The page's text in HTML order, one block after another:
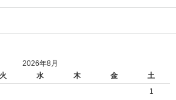
2026年8月
火 水 木 金
土
1